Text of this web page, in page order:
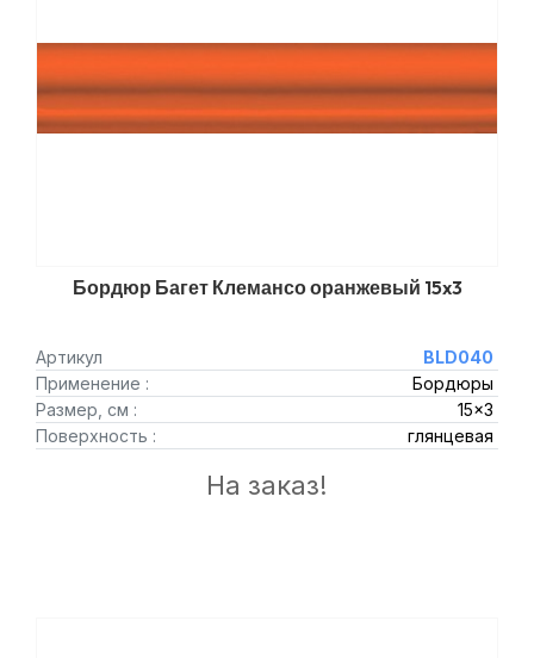
Бордюр Багет Клемансо оранжевый 15x3
Артикул
BLD040
Применение :
Бордюры
Размер, см :
15x3
Поверхность :
глянцевая
На заказ!